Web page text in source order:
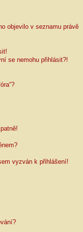
objevilo v seznamu právě
se nemohu přihlásit?!
vyzván k přihlášení!